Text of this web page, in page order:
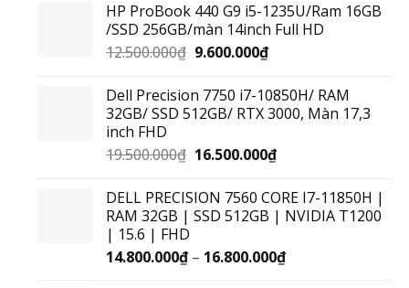
HP ProBook 440 G9 i5-1235U/Ram 16GB
/SSD 256GB/màn 14inch Full HD
12.500.000₫ 9.600.000₫
Dell Precision 7750 i7-10850H/ RAM
32GB/ SSD 512GB/ RTX 3000, Màn 17,3
inch FHD
19.500.000₫ 16.500.000₫
DELL PRECISION 7560 CORE I7-11850H |
RAM 32GB | SSD 512GB | NVIDIA T1200
| 15.6 | FHD
14.800.000₫– 16.800.000₫